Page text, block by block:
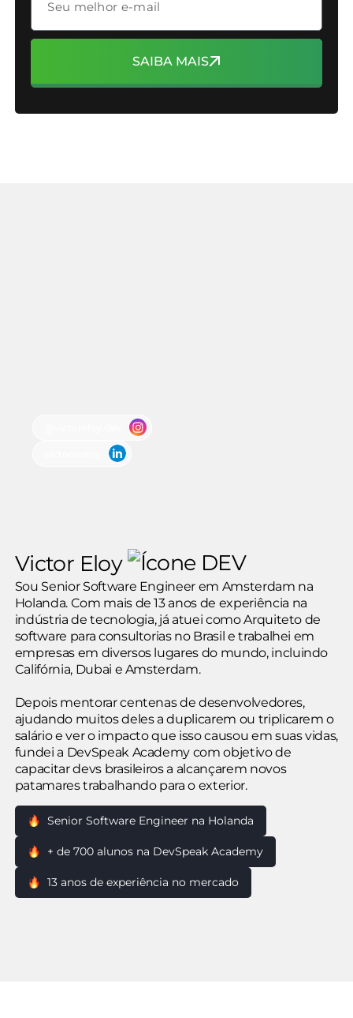
SAIBA MAIS
Victor Eloy
Sou Senior Software Engineer em Amsterdam na
Holanda. Com mais de 13 anos de experiência na
indústria de tecnologia, já atuei como Arquiteto de
software para consultorias no Brasil e trabalhei em
empresas em diversos lugares do mundo, incluindo
Califórnia, Dubai e Amsterdam.
Depois mentorar centenas de desenvolvedores,
ajudando muitos deles a duplicarem ou triplicarem o
salário e ver o impacto que isso causou em suas vidas,
fundei a DevSpeak Academy com objetivo de
capacitar devs brasileiros a alcançarem novos
patamares trabalhando para o exterior.
Senior Software Engineer na Holanda
+ de 700 alunos na DevSpeak Academy
13 anos de experiência no mercado